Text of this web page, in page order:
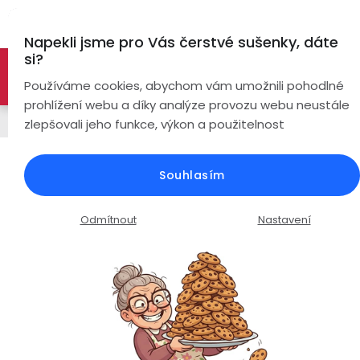
Napekli jsme pro Vás čerstvé sušenky, dáte
si?
Používáme cookies, abychom vám umožnili pohodlné
prohlížení webu a díky analýze provozu webu neustále
zlepšovali jeho funkce, výkon a použitelnost
Nastavení
Odmítnout
Souhlasím
obsah
🚀 Nové modely DRONŮ 🚀
-26%
PROZKOUMAT NABÍDKU
sluchátka
True
Chytré
Chytré
Sada se 2 bateriemi
Dron Visu L900 Pro SE / 4K Full HD
kamera / WiFi / GPS / EIS
15 hodnoceníPodrobnosti hodnocení